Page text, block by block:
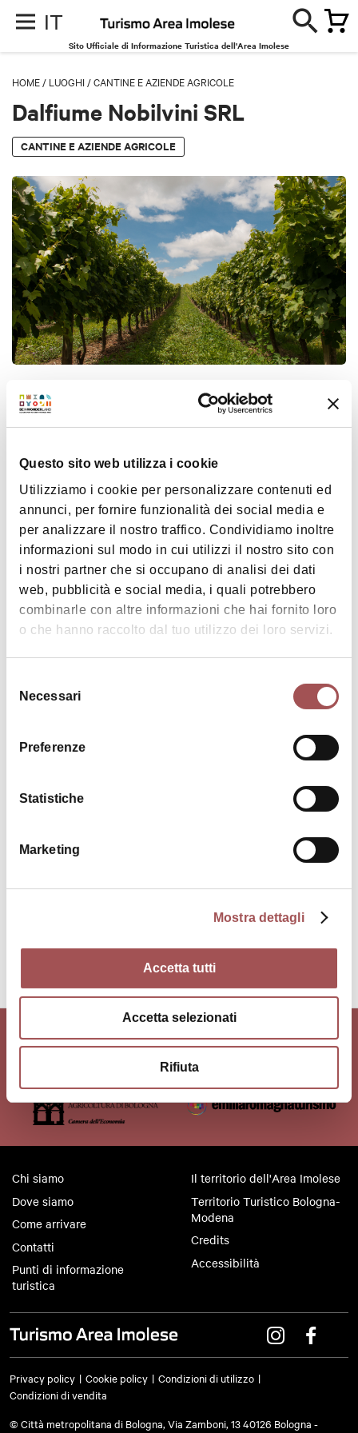
Questo sito web utilizza i cookie
Utilizziamo i cookie per personalizzare contenuti ed
annunci, per fornire funzionalità dei social media e
per analizzare il nostro traffico. Condividiamo inoltre
informazioni sul modo in cui utilizzi il nostro sito con
i nostri partner che si occupano di analisi dei dati
web, pubblicità e social media, i quali potrebbero
combinarle con altre informazioni che hai fornito loro
o che hanno raccolto dal tuo utilizzo dei loro servizi.
delNecessari
Preferenze
Statistiche
Marketing
Mostra dettagli
Accetta tutti
Accetta selezionati
Rifiuta
IT
Sito Ufficiale di Informazione Turistica dell'Area Imolese
HOME / LUOGHI /CANTINE E AZIENDE AGRICOLE
Dalfiume Nobilvini SRL
CANTINE E AZIENDE AGRICOLE
+
contributors ©CARTO
Dalfiume Nobilvini SRL
Contatti
Chi siamo
Dove siamo
Come arrivare
Contatti
Punti di informazione
turistica
Il territorio dell'Area Imolese
Territorio Turistico Bologna-
Modena
Credits
Accessibilità
Privacy policy Cookie policy
Condizioni di utilizzo
Condizioni di vendita
© Città metropolitana di Bologna, Via Zamboni, 13 40126 Bologna -